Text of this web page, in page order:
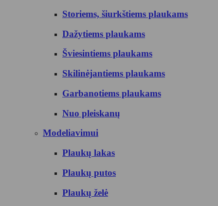
Storiems, šiurkštiems plaukams
Dažytiems plaukams
Šviesintiems plaukams
Skilinėjantiems plaukams
Garbanotiems plaukams
Nuo pleiskanų
Modeliavimui
Plaukų lakas
Plaukų putos
Plaukų želė